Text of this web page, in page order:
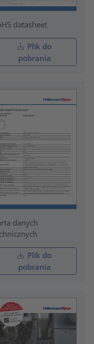
datasheet
Plik do
pobrania
danych
Plik do
pobrania